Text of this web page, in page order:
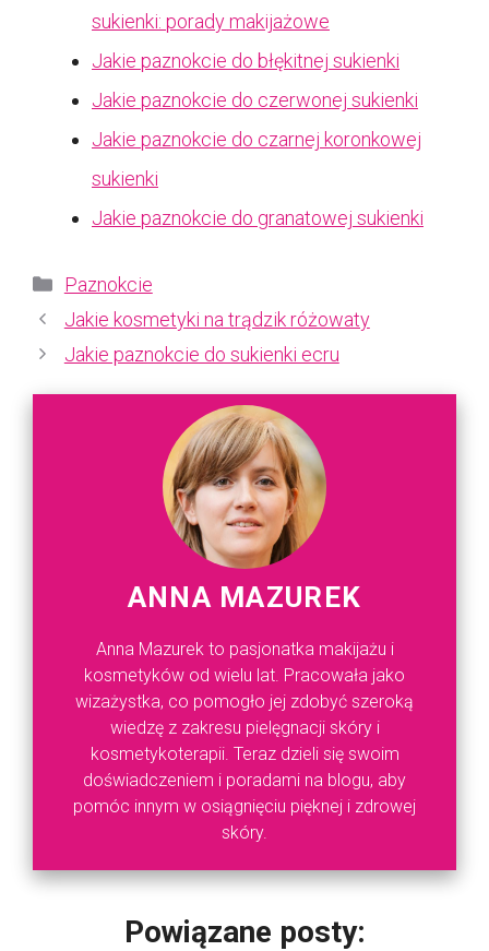
sukienki: porady makijażowe
Jakie paznokcie do błękitnej sukienki
Jakie paznokcie do czerwonej sukienki
Jakie paznokcie do czarnej koronkowej
sukienki
Jakie paznokcie do granatowej sukienki
Kategorie
Paznokcie
Jakie kosmetyki na trądzik różowaty
Jakie paznokcie do sukienki ecru
ANNA MAZUREK
Anna Mazurek to pasjonatka makijażu i
kosmetyków od wielu lat. Pracowała jako
wizażystka, co pomogło jej zdobyć szeroką
wiedzę z zakresu pielęgnacji skóry i
kosmetykoterapii. Teraz dzieli się swoim
doświadczeniem i poradami na blogu, aby
pomóc innym w osiągnięciu pięknej i zdrowej
skóry.
Powiązane posty: